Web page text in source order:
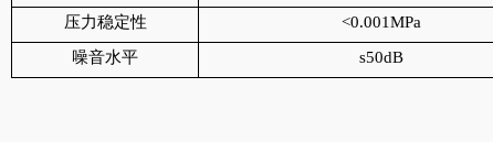
压力稳定性
<0.001MPa
噪音水平
s50dB